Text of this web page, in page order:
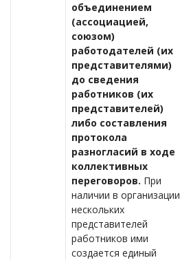
объединением
(ассоциацией,
союзом)
работодателей (их
представителями)
до сведения
работников (их
представителей)
либо составления
протокола
разногласий в ходе
коллективных
переговоров. При
наличии в организации
нескольких
представителей
работников ими
создается единый